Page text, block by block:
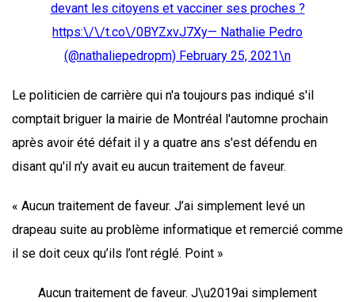
devant les citoyens et vacciner ses proches ?
https:\/\/t.co\/0BYZxvJ7Xy— Nathalie Pedro
(@nathaliepedropm) February 25, 2021\n
Le politicien de carrière qui n'a toujours pas indiqué s'il
comptait briguer la mairie de Montréal l'automne prochain
après avoir été défait il y a quatre ans s'est défendu en
disant qu'il n'y avait eu aucun traitement de faveur.
« Aucun traitement de faveur. J’ai simplement levé un
drapeau suite au problème informatique et remercié comme
il se doit ceux qu’ils l’ont réglé. Point »
Aucun traitement de faveur. J\u2019ai simplement